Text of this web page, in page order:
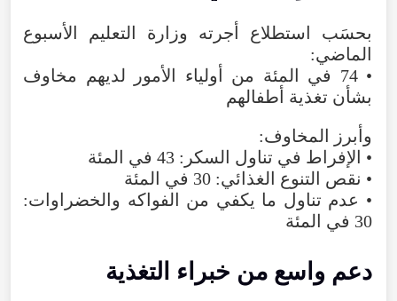
بحسَب استطلاع أجرته وزارة التعليم الأسبوع
الماضي:
• 74 في المئة من أولياء الأمور لديهم مخاوف
بشأن تغذية أطفالهم
وأبرز المخاوف:
• الإفراط في تناول السكر: 43 في المئة
• نقص التنوع الغذائي: 30 في المئة
• عدم تناول ما يكفي من الفواكه والخضراوات:
30 في المئة
دعم واسع من خبراء التغذية